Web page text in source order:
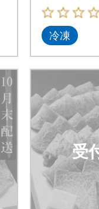
冷凍
受